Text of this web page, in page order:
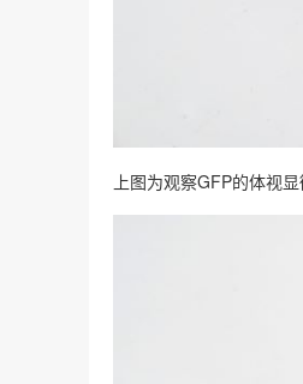
上图为观察GFP的体视